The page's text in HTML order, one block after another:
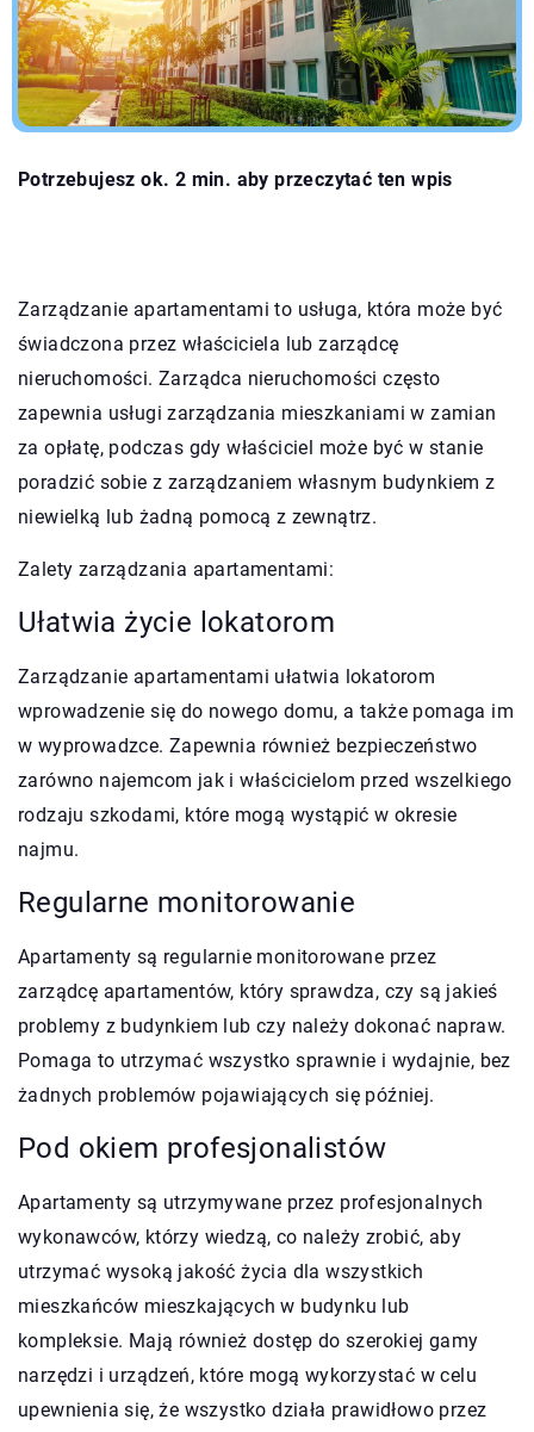
Potrzebujesz ok. 2 min. aby przeczytać ten wpis
Zarządzanie apartamentami to usługa, która może być
świadczona przez właściciela lub zarządcę
nieruchomości. Zarządca nieruchomości często
zapewnia usługi zarządzania mieszkaniami w zamian
za opłatę, podczas gdy właściciel może być w stanie
poradzić sobie z zarządzaniem własnym budynkiem z
niewielką lub żadną pomocą z zewnątrz.
Zalety zarządzania apartamentami:
Ułatwia życie lokatorom
Zarządzanie apartamentami ułatwia lokatorom
wprowadzenie się do nowego domu, a także pomaga im
w wyprowadzce. Zapewnia również bezpieczeństwo
zarówno najemcom jak i właścicielom przed wszelkiego
rodzaju szkodami, które mogą wystąpić w okresie
najmu.
Regularne monitorowanie
Apartamenty są regularnie monitorowane przez
zarządcę apartamentów, który sprawdza, czy są jakieś
problemy z budynkiem lub czy należy dokonać napraw.
Pomaga to utrzymać wszystko sprawnie i wydajnie, bez
żadnych problemów pojawiających się później.
Pod okiem profesjonalistów
Apartamenty są utrzymywane przez profesjonalnych
wykonawców, którzy wiedzą, co należy zrobić, aby
utrzymać wysoką jakość życia dla wszystkich
mieszkańców mieszkających w budynku lub
kompleksie. Mają również dostęp do szerokiej gamy
narzędzi i urządzeń, które mogą wykorzystać w celu
upewnienia się, że wszystko działa prawidłowo przez